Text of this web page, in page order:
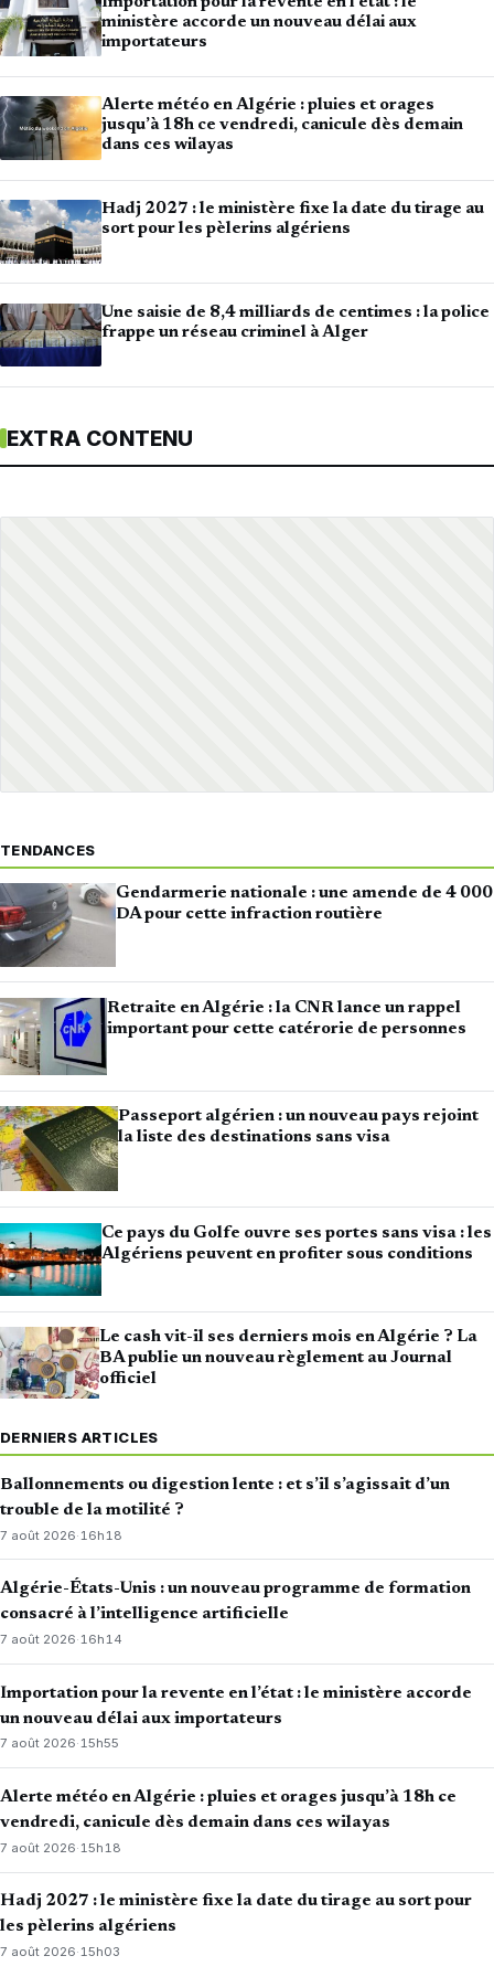
ministère accorde un nouveau délai aux
importateurs
Alerte météo en Algérie : pluies et orages
jusqu’à 18h ce vendredi, canicule dès demain
dans ces wilayas
Hadj 2027 : le ministère fixe la date du tirage au
sort pour les pèlerins algériens
Une saisie de 8,4 milliards de centimes : la police
frappe un réseau criminel à Alger
EXTRA CONTENU
TENDANCES
Gendarmerie nationale : une amende de 4 000
DA pour cette infraction routière
Retraite en Algérie : la CNR lance un rappel
important pour cette catérorie de personnes
Passeport algérien : un nouveau pays rejoint
la liste des destinations sans visa
Ce pays du Golfe ouvre ses portes sans visa : les
Algériens peuvent en profiter sous conditions
Le cash vit-il ses derniers mois en Algérie ? La
BA publie un nouveau règlement au Journal
officiel
DERNIERS ARTICLES
Ballonnements ou digestion lente : et s’il s’agissait d’un
trouble de la motilité ?
7 août 2026· 16h18
Algérie-États-Unis : un nouveau programme de formation
consacré à l’intelligence artificielle
7 août 2026·16h14
Importation pour la revente en l’état : le ministère accorde
un nouveau délai aux importateurs
7 août 2026·15h55
Alerte météo en Algérie : pluies et orages jusqu’à 18h ce
vendredi, canicule dès demain dans ces wilayas
7 août 2026· 15h18
Hadj 2027 : le ministère fixe la date du tirage au sort pour
les pèlerins algériens
7 août 2026·15h03